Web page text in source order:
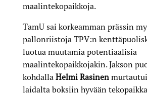
maalintekopaikkoja.
TamU sai korkeamman prässin
pallonriistoja TPV:n
luotua muutamia potentiaalisia
maalintekopaikkojakin. Jakson
kohdalla Helmi Rasinen murtautui
laidalta boksiin hyvään